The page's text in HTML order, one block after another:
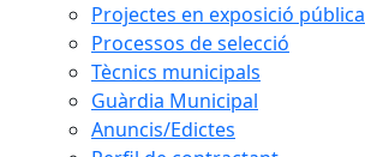
Projectes en exposició pública
Processos de selecció
Tècnics municipals
Guàrdia Municipal
Anuncis/Edictes